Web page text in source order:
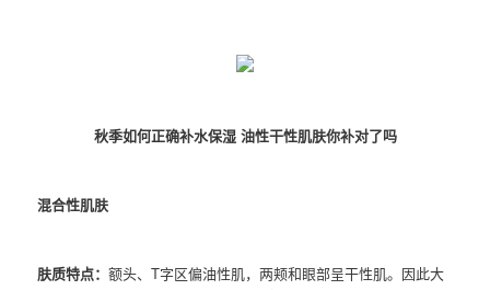
秋季如何正确补水保湿 油性干性肌肤你补对了吗
混合性肌肤
肤质特点：额头、T字区偏油性肌，两颊和眼部呈干性肌。因此大